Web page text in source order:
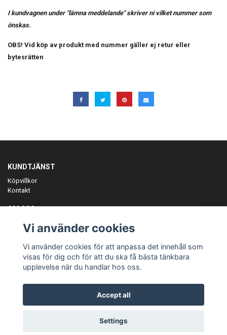
I kundvagnen under "lämna meddelande" skriver ni vilket nummer som
önskas.
OBS! Vid köp av produkt med nummer gäller ej retur eller
bytesrätten
KUNDTJÄNST
Köpvillkor
Kontakt
OM OSS
ANMÄL DIG TILL VÅRT NYHETSBREV
Prenumerera
© Copyright Teamgear
Vi använder cookies
Vi använder cookies för att anpassa det innehåll som
visas för dig och för att du ska få bästa tänkbara
upplevelse när du handlar hos oss.
Accept all
Settings